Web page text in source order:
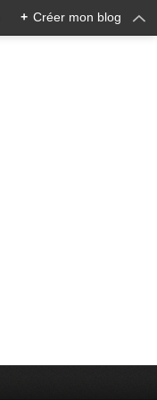
+ Créer mon blog